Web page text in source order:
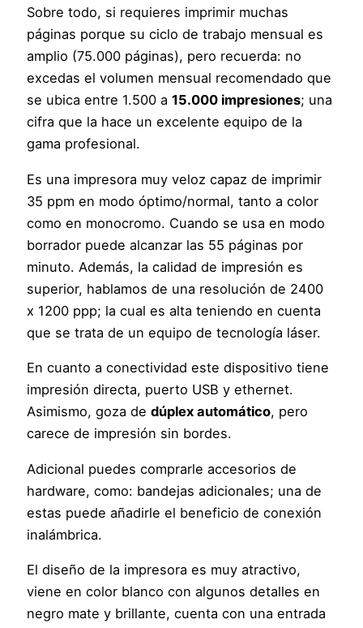
Sobre todo, si requieres imprimir muchas
páginas porque su ciclo de trabajo mensual es
amplio (75.000 páginas), pero recuerda: no
excedas el volumen mensual recomendado que
se ubica entre 1.500 a15.000 impresiones; una
cifra que la hace un excelente equipo de la
gama profesional.
Es una impresora muy veloz capaz de imprimir
35 ppm en modo óptimo/normal, tanto a color
como en monocromo. Cuando se usa en modo
borrador puede alcanzar las 55 páginas por
minuto. Además, la calidad de impresión es
superior, hablamos de una resolución de 2400
x 1200 ppp; la cual es alta teniendo en cuenta
que se trata de un equipo de tecnología láser.
En cuanto a conectividad este dispositivo tiene
impresión directa, puerto USB y ethernet.
Asimismo, goza dedúplex automático, pero
carece de impresión sin bordes.
Adicional puedes comprarle accesorios de
hardware, como: bandejas adicionales; una de
estas puede añadirle el beneficio de conexión
inalámbrica.
El diseño de la impresora es muy atractivo,
viene en color blanco con algunos detalles en
negro mate y brillante, cuenta con una entrada